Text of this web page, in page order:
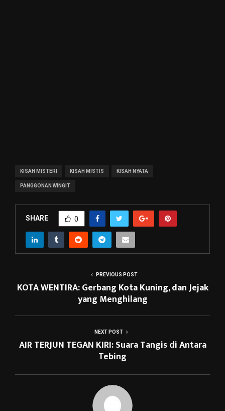
KISAH MISTERI KISAH MISTIS KISAH NYATA
PANGGONAN WINGIT
SHARE 0
PREVIOUS POST
KOTA WENTIRA: Gerbang Kota Kuning, dan Jejak
yang Menghilang
NEXT POST
AIR TERJUN TEGAN KIRI: Suara Tangis di Antara
Tebing